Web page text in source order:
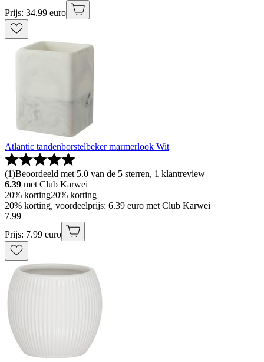
Prijs: 34.99 euro
Atlantic tandenborstelbeker marmerlook Wit
(1)Beoordeeld met 5.0 van de 5 sterren, 1 klantreview
6.39 met Club Karwei
20% korting20% korting
20% korting, voordeelprijs: 6.39 euro met Club Karwei
7.99
Prijs: 7.99 euro